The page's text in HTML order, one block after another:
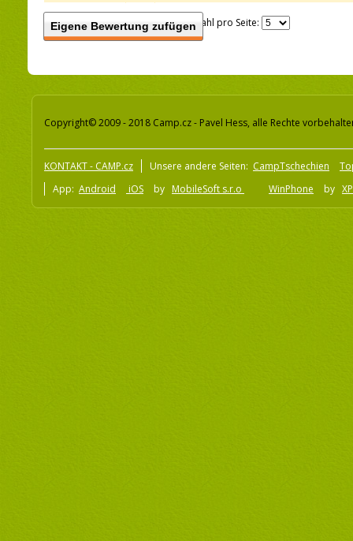
Eigene Bewertung zufügenAnzahl pro Seite:
Copyright© 2009 - 2018 Camp.cz - Pavel Hess, alle Rechte
KONTAKT - CAMP.cz Unsere andere Seiten: CampTschechien
App: Android iOS by MobileSoft s.r.o WinPhone by